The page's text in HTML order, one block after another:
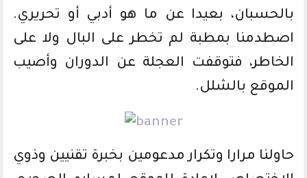
بالحسبان، بعيدا عن ما هو أدبي أو تحريري.
اصطدمنا بمطبة لم تخطر على البال ولا على
الخاطر، فتوقفت العجلة عن الدوران وأصيب
الموقع بالشلل.
حاولنا مرارا وتكرار مدعومين بخبرة تقنيين وذوي